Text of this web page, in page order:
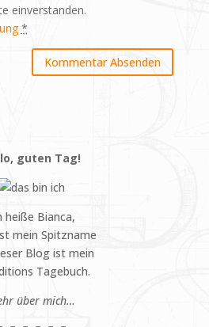
einverstanden.
*
guten Tag!
heiße Bianca,
mein Spitzname
Blog ist mein
Tagebuch.
über mich…